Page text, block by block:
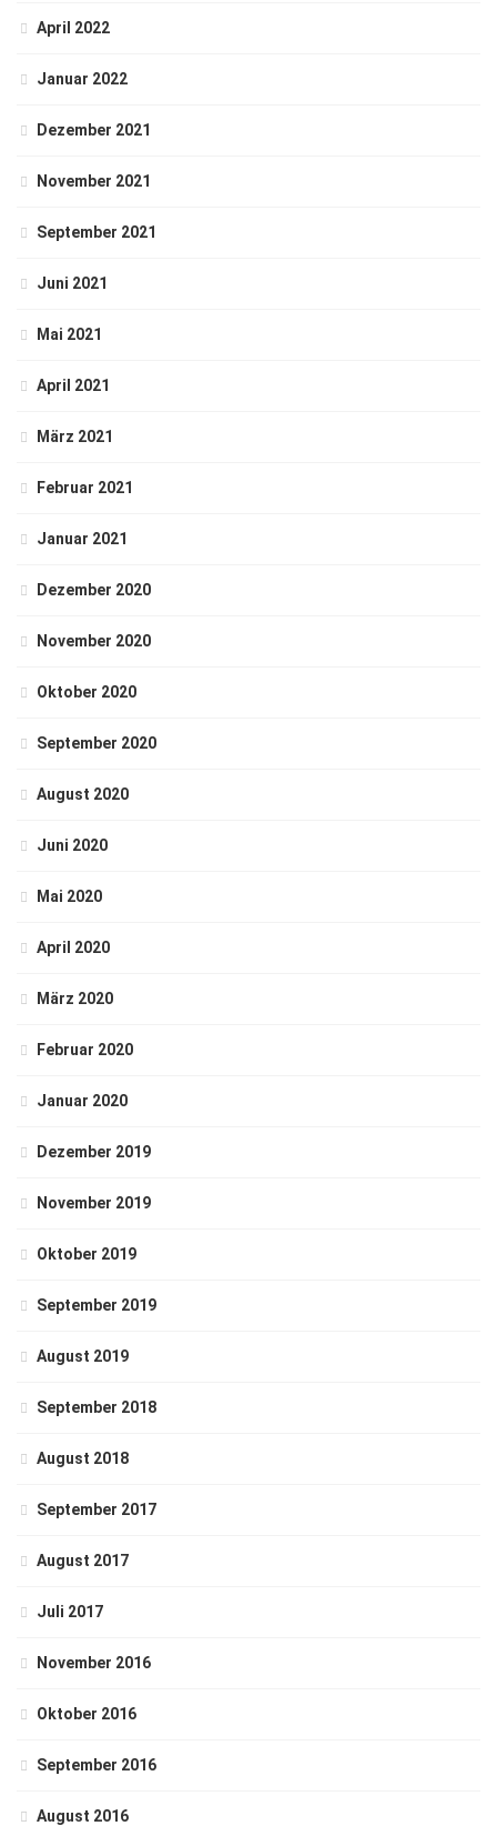
April 2022
Januar 2022
Dezember 2021
November 2021
September 2021
Juni 2021
Mai 2021
April 2021
März 2021
Februar 2021
Januar 2021
Dezember 2020
November 2020
Oktober 2020
September 2020
August 2020
Juni 2020
Mai 2020
April 2020
März 2020
Februar 2020
Januar 2020
Dezember 2019
November 2019
Oktober 2019
September 2019
August 2019
September 2018
August 2018
September 2017
August 2017
Juli 2017
November 2016
Oktober 2016
September 2016
August 2016